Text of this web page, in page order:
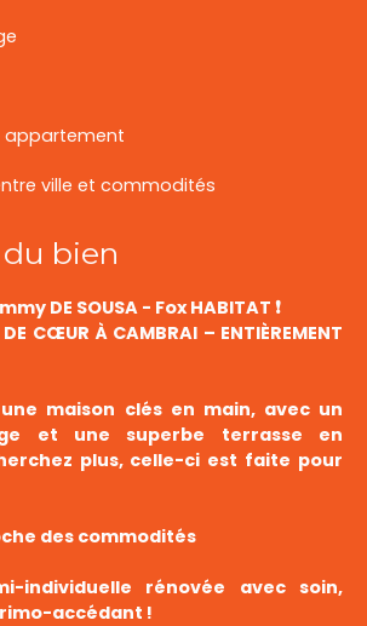
appartement
ville et commodités
bien
DE SOUSA - Fox HABITAT ❗️
CŒUR À CAMBRAI – ENTIÈREMENT
maison clés en main, avec un
et une superbe terrasse en
plus, celle-ci est faite pour
des commodités
individuelle rénovée avec soin,
accédant !